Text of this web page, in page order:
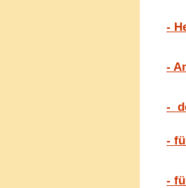
-
-
-
-
-